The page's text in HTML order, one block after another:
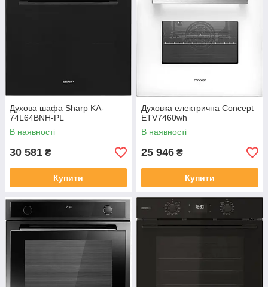
Духова шафа Sharp KA-
74L64BNH-PL
В наявності
30 581 ₴
Купити
Духовка електрична Concept
ETV7460wh
В наявності
25 946 ₴
Купити